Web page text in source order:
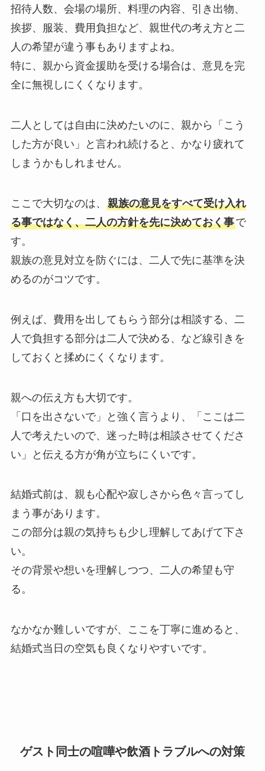
招待人数、会場の場所、料理の内容、引き出物、
挨拶、服装、費用負担など、親世代の考え方と二
人の希望が違う事もありますよね。
特に、親から資金援助を受ける場合は、意見を完
全に無視しにくくなります。
二人としては自由に決めたいのに、親から「こう
した方が良い」と言われ続けると、かなり疲れて
しまうかもしれません。
ここで大切なのは、 親族の意見をすべて受け入れ
る事ではなく、二人の方針を先に決めておく事で
す。
親族の意見対立を防ぐには、二人で先に基準を決
めるのがコツです。
例えば、費用を出してもらう部分は相談する、二
人で負担する部分は二人で決める、など線引きを
しておくと揉めにくくなります。
親への伝え方も大切です。
「口を出さないで」と強く言うより、「ここは二
人で考えたいので、迷った時は相談させてくださ
い」と伝える方が角が立ちにくいです。
結婚式前は、親も心配や寂しさから色々言ってし
まう事があります。
この部分は親の気持ちも少し理解してあげて下さ
い。
その背景や想いを理解しつつ、二人の希望も守
る。
なかなか難しいですが、ここを丁寧に進めると、
結婚式当日の空気も良くなりやすいです。
ゲスト同士の喧嘩や飲酒トラブルへの対策